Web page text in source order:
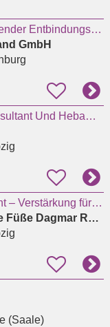
Leitende Hebamme / Leitender Entbindungspfleger
GmbH
Direct Sales & Event Consultant Und Hebammen Community Manager (m/w/d)
Hebamme (m/w/d) gesucht – Verstärkung für unsere Hebammenpraxis in Leipzig
Hebammenpraxis Kleine Füße Dagmar Röger
(Saale)